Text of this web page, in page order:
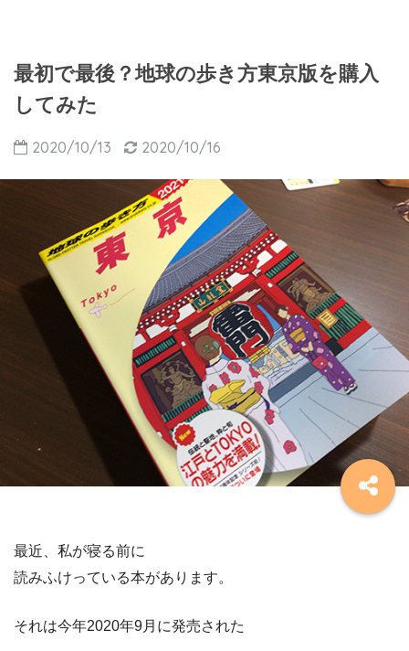
最初で最後？地球の歩き方東京版を購入
してみた
2020/10/13 2020/10/16
最近、私が寝る前に
読みふけっている本があります。
それは今年2020年9月に発売された